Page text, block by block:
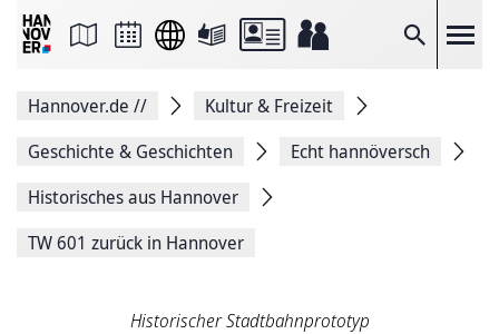
Suche
Seite
Facebook
teilen
Seitenlink
Seite
Hannover.de //
Kultur & Freizeit
Geschichte & Geschichten
Echt hannöversch
Historisches aus Hannover
TW 601 zurück in Hannover
Historischer Stadtbahnprototyp